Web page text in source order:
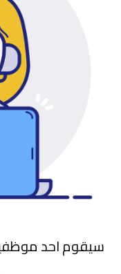
سيقوم احد